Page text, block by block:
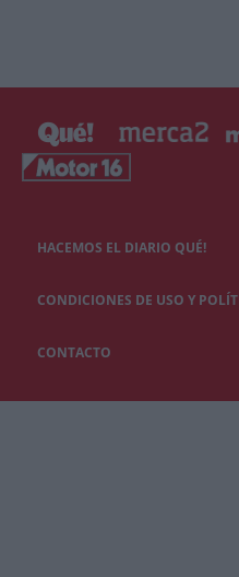
HACEMOS EL DIARIO QUÉ!
CONDICIONES DE USO Y
CONTACTO